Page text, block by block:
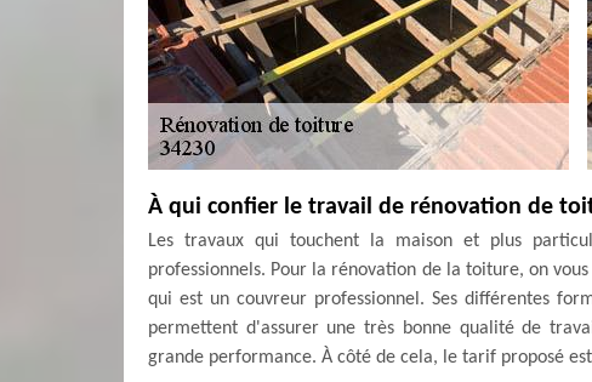
À qui confier le travail de rénovation de
Les travaux qui touchent la maison et plus
professionnels. Pour la rénovation de la toiture, on
qui est un couvreur professionnel. Ses différentes
permettent d'assurer une très bonne qualité de
grande performance. À côté de cela, le tarif proposé